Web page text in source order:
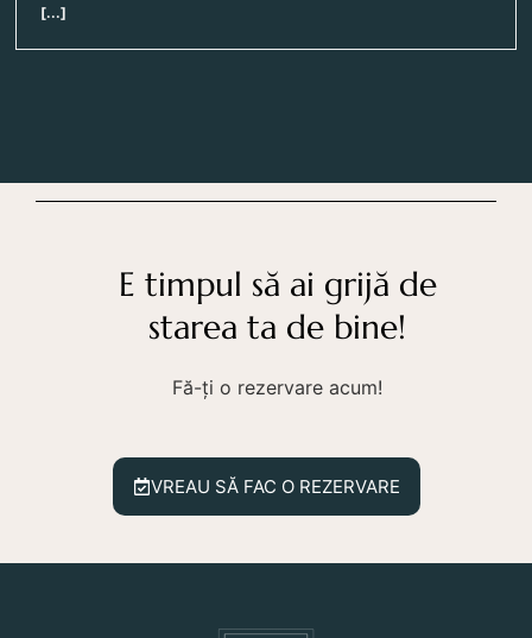
[...]
E timpul să ai grijă de
starea ta de bine!
Fă-ți o rezervare acum!
VREAU SĂ FAC O REZERVARE